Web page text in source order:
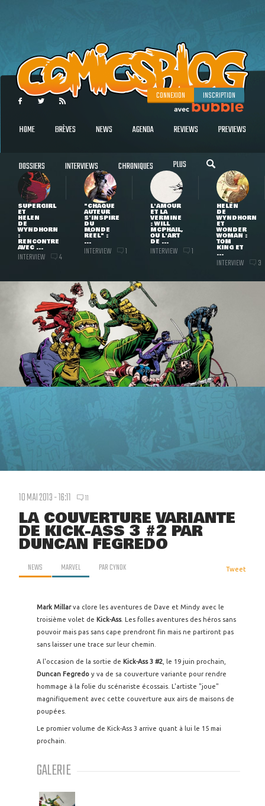
CONNEXION INSCRIPTION
HOME BRÈVES NEWS AGENDA REVIEWS PREVIEWS
DOSSIERS INTERVIEWS CHRONIQUES PLUS
SUPERGIRL
ET
HELEN
DE
WYNDHORN
:
RENCONTRE
AVEC ...
INTERVIEW 4
"CHAQUE
AUTEUR
S'INSPIRE
DU
MONDE
RÉEL" :
...
INTERVIEW 1
L'AMOUR
ET LA
VERMINE
: WILL
MCPHAIL,
OU L'ART
DE ...
INTERVIEW 1
HELEN
DE
WYNDHORN
ET
WONDER
WOMAN :
TOM
KING ET
...
INTERVIEW 3
10 MAI 2013 - 16:11 11
LA COUVERTURE VARIANTE
DE KICK-ASS 3 #2 PAR
DUNCAN FEGREDO
NEWS MARVEL PARCYNOK Tweet
Mark Millarva clore les aventures de Dave et Mindy avec le
troisième volet de Kick-Ass. Les folles aventures des héros sans
pouvoir mais pas sans cape prendront fin mais ne partiront pas
sans laisser une trace sur leur chemin.
A l'occasion de la sortie de Kick-Ass 3 #2 , le 19 juin prochain,
Duncan Fegredo y va de sa couverture variante pour rendre
hommage à la folie du scénariste écossais. L'artiste "joue"
magnifiquement avec cette couverture aux airs de maisons de
poupées.
Le promier volume de Kick-Ass 3 arrive quant à lui le 15 mai
prochain.
GALERIE